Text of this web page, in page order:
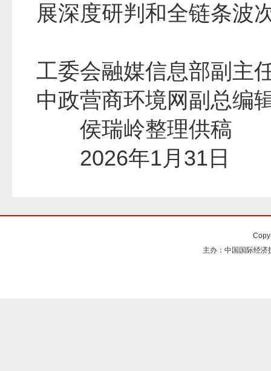
展深度研判和全链条波
工委会融媒信息部副主
中政营商环境网副总编
侯瑞岭整理供
2026年1月31
主办：中国国际经